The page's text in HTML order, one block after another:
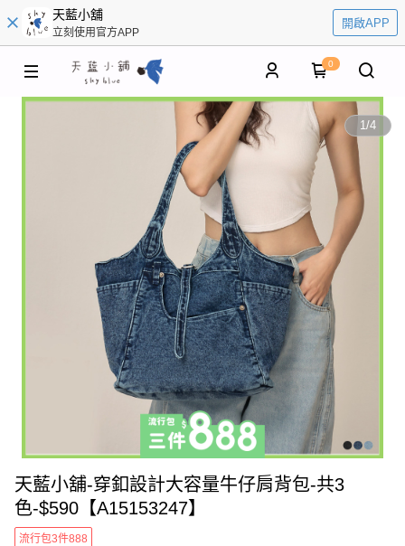
天藍小舖
立刻使用官方APP
開啟APP
0
1/4
天藍小舖-穿釦設計大容量牛仔肩背包-共3
色-$590【A15153247】
流行包3件888